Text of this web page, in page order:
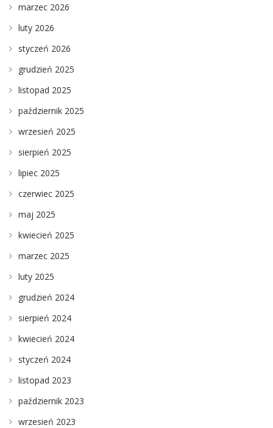
marzec 2026
luty 2026
styczeń 2026
grudzień 2025
listopad 2025
październik 2025
wrzesień 2025
sierpień 2025
lipiec 2025
czerwiec 2025
maj 2025
kwiecień 2025
marzec 2025
luty 2025
grudzień 2024
sierpień 2024
kwiecień 2024
styczeń 2024
listopad 2023
październik 2023
wrzesień 2023